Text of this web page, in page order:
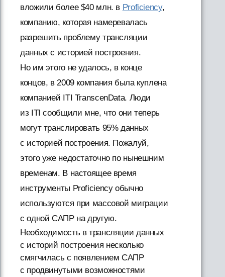
вложили более $40 млн. в Proficiency,
компанию, которая намеревалась
разрешить проблему трансляции
данных с историей построения.
Но им этого не удалось, в конце
концов, в 2009 компания была куплена
компанией ITI TranscenData. Люди
из ITI сообщили мне, что они теперь
могут транслировать 95% данных
с историей построения. Пожалуй,
этого уже недостаточно по нынешним
временам. В настоящее время
инструменты Proficiency обычно
используются при массовой миграции
с одной САПР на другую.
Необходимость в трансляции данных
с историй построения несколько
смягчилась с появлением САПР
с продвинутыми возможностями